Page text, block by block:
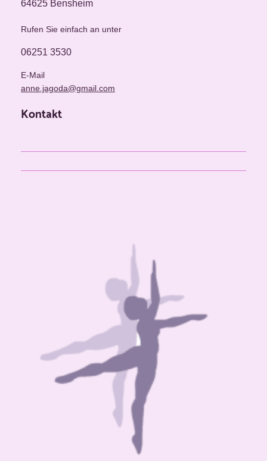
64625 Bensheim
Rufen Sie einfach an unter
06251 3530
E-Mail
anne.jagoda@gmail.com
Kontakt